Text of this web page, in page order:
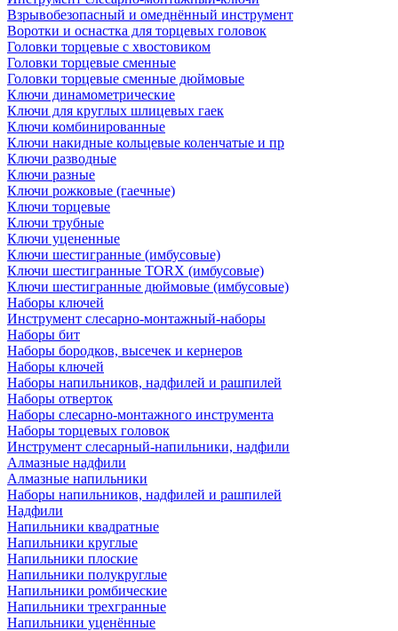
Взрывобезопасный и омеднённый инструмент
Воротки и оснаcтка для торцевых головок
Головки торцевые с хвостовиком
Головки торцевые сменные
Головки торцевые сменные дюймовые
Ключи динамометрические
Ключи для круглых шлицевых гаек
Ключи комбинированные
Ключи накидные кольцевые коленчатые и пр
Ключи разводные
Ключи разные
Ключи рожковые (гаечные)
Ключи торцевые
Ключи трубные
Ключи уцененные
Ключи шестигранные (имбусовые)
Ключи шестигранные TORX (имбусовые)
Ключи шестигранные дюймовые (имбусовые)
Наборы ключей
Инструмент слесарно-монтажный-наборы
Наборы бит
Наборы бородков, высечек и кернеров
Наборы ключей
Наборы напильников, надфилей и рашпилей
Наборы отверток
Наборы слесарно-монтажного инструмента
Наборы торцевых головок
Инструмент слесарный-напильники, надфили
Алмазные надфили
Алмазные напильники
Наборы напильников, надфилей и рашпилей
Надфили
Напильники квадратные
Напильники круглые
Напильники плоские
Напильники полукруглые
Напильники ромбические
Напильники трехгранные
Напильники уценённые